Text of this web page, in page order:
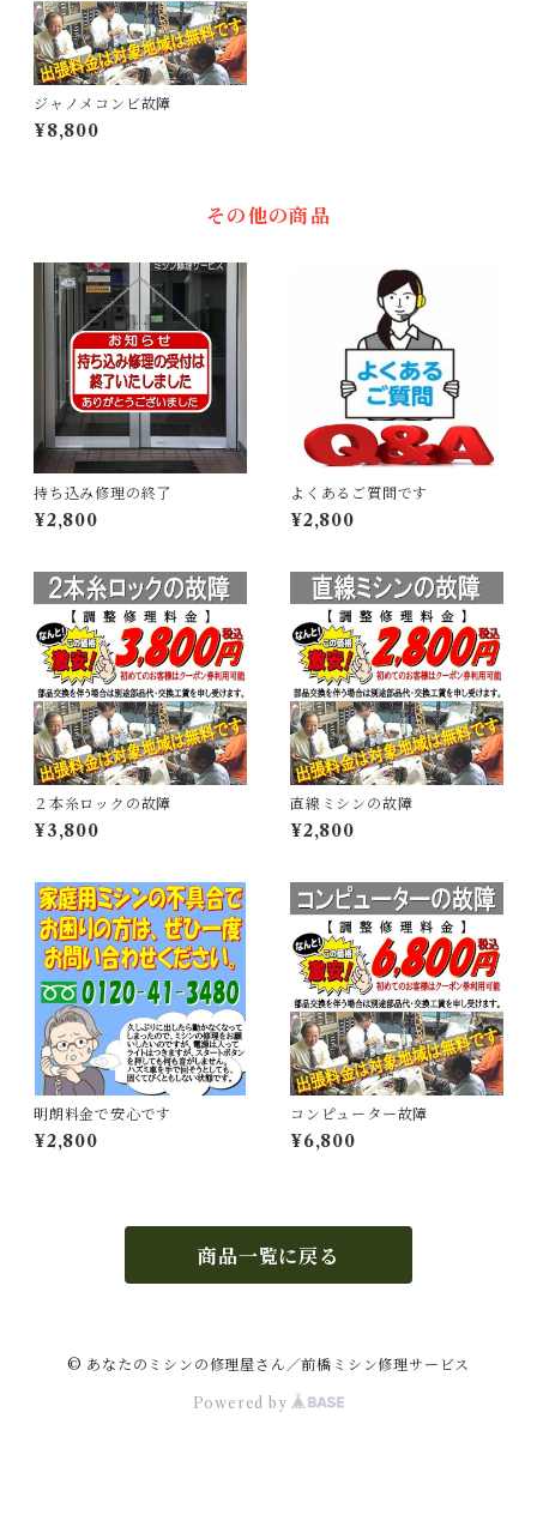
ジャノメコンビ故障
¥8,800
その他の商品
持ち込み修理の終了
¥2,800
よくあるご質問です
¥2,800
２本糸ロックの故障
¥3,800
直線ミシンの故障
¥2,800
明朗料金で安心です
¥2,800
コンピューター故障
¥6,800
商品一覧に戻る
© あなたのミシンの修理屋さん／前橋ミシン修理サービス
Powered by